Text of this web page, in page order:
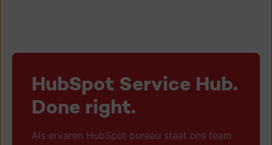
HubSpot Service Hub.
Done right.
Als ervaren HubSpot bureau staat ons team